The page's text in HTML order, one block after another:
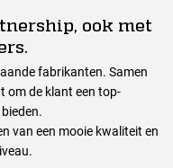
ook met
fabrikanten. Samen
om de klant een top-
van een mooie kwaliteit en